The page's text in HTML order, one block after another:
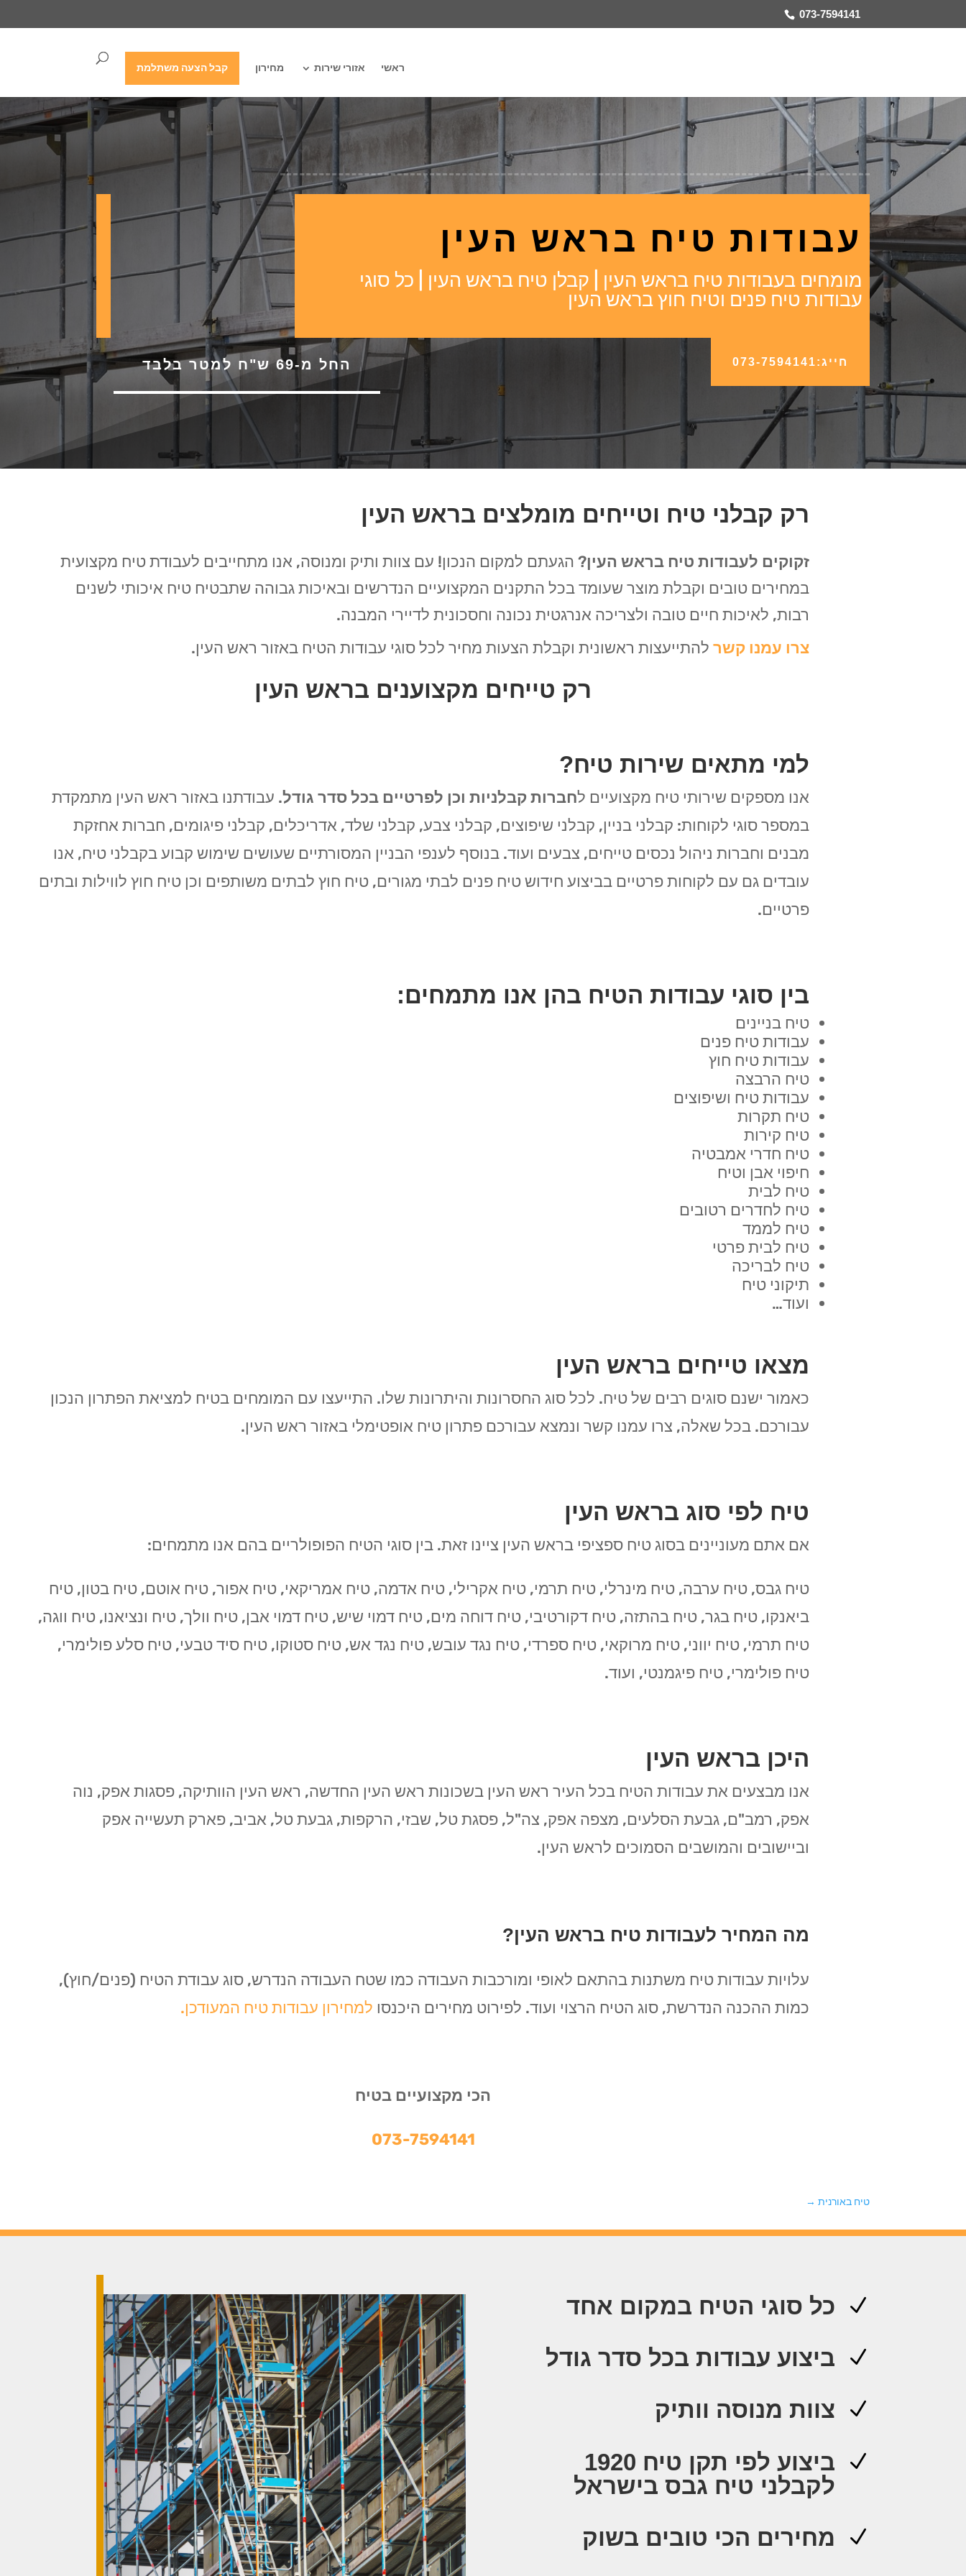
073-7594141
ראשי אזורי שירות מחירון קבל הצעה משתלמת
עבודות טיח בראש העין
מומחים בעבודות טיח בראש העין | קבלן טיח בראש העין | כל סוגי
עבודות טיח פנים וטיח חוץ בראש העין
החל מ-69 ש"ח למטר בלבד חייג:073-7594141
רק קבלני טיח וטייחים מומלצים בראש העין
זקוקים לעבודות טיח בראש העין? הגעתם למקום הנכון! עם צוות ותיק ומנוסה, אנו מתחייבים לעבודת טיח מקצועית
במחירים טובים וקבלת מוצר שעומד בכל התקנים המקצועיים הנדרשים ובאיכות גבוהה שתבטיח טיח איכותי לשנים
רבות, לאיכות חיים טובה ולצריכה אנרגטית נכונה וחסכונית לדיירי המבנה.
צרו עמנו קשרלהתייעצות ראשונית וקבלת הצעות מחיר לכל סוגי עבודות הטיח באזור ראש העין.
רק טייחים מקצוענים בראש העין
למי מתאים שירות טיח?
אנו מספקים שירותי טיח מקצועיים לחברות קבלניות וכן לפרטיים בכל סדר גודל. עבודתנו באזור ראש העין מתמקדת
במספר סוגי לקוחות: קבלני בניין, קבלני שיפוצים, קבלני צבע, קבלני שלד, אדריכלים, קבלני פיגומים, חברות אחזקת
מבנים וחברות ניהול נכסים טייחים, צבעים ועוד. בנוסף לענפי הבניין המסורתיים שעושים שימוש קבוע בקבלני טיח, אנו
עובדים גם עם לקוחות פרטיים בביצוע חידוש טיח פנים לבתי מגורים, טיח חוץ לבתים משותפים וכן טיח חוץ לווילות ובתים
פרטיים.
בין סוגי עבודות הטיח בהן אנו מתמחים:
טיח בניינים
עבודות טיח פנים
עבודות טיח חוץ
טיח הרבצה
עבודות טיח ושיפוצים
טיח תקרות
טיח קירות
טיח חדרי אמבטיה
חיפוי אבן וטיח
טיח לבית
טיח לחדרים רטובים
טיח לממד
טיח לבית פרטי
טיח לבריכה
תיקוני טיח
ועוד…
מצאו טייחים בראש העין
כאמור ישנם סוגים רבים של טיח. לכל סוג החסרונות והיתרונות שלו. התייעצו עם המומחים בטיח למציאת הפתרון הנכון
עבורכם. בכל שאלה, צרו עמנו קשר ונמצא עבורכם פתרון טיח אופטימלי באזור ראש העין.
טיח לפי סוג בראש העין
אם אתם מעוניינים בסוג טיח ספציפי בראש העין ציינו זאת. בין סוגי הטיח הפופולריים בהם אנו מתמחים:
טיח גבס, טיח ערבה, טיח מינרלי, טיח תרמי, טיח אקרילי, טיח אדמה, טיח אמריקאי, טיח אפור, טיח אוטם, טיח בטון, טיח
ביאנקו, טיח בגר, טיח בהתזה, טיח דקורטיבי, טיח דוחה מים, טיח דמוי שיש, טיח דמוי אבן, טיח וולך, טיח ונציאנו, טיח ווגה,
טיח תרמי, טיח יווני, טיח מרוקאי, טיח ספרדי, טיח נגד עובש, טיח נגד אש, טיח סטוקו, טיח סיד טבעי, טיח סלע פולימרי,
טיח פולימרי, טיח פיגמנטי, ועוד.
היכן בראש העין
אנו מבצעים את עבודות הטיח בכל העיר ראש העין בשכונות ראש העין החדשה, ראש העין הוותיקה, פסגות אפק, נוה
אפק, רמב"ם, גבעת הסלעים, מצפה אפק, צה"ל, פסגת טל, שבזי, הרקפות, גבעת טל, אביב, פארק תעשייה אפק
וביישובים והמושבים הסמוכים לראש העין.
מה המחיר לעבודות טיח בראש העין?
עלויות עבודות טיח משתנות בהתאם לאופי ומורכבות העבודה כמו שטח העבודה הנדרש, סוג עבודת הטיח (פנים/חוץ),
כמות ההכנה הנדרשת, סוג הטיח הרצוי ועוד. לפירוט מחירים היכנסו למחירון עבודות טיח המעודכן.
הכי מקצועיים בטיח
073-7594141
טיח באורנית →
N כל סוגי הטיח במקום אחד
N ביצוע עבודות בכל סדר גודל
N צוות מנוסה וותיק
N
ביצוע לפי תקן טיח 1920
לקבלני טיח גבס בישראל
N מחירים הכי טובים בשוק